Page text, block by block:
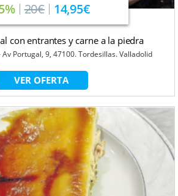
20€ 14,95€
con entrantes y carne a la piedra
Av Portugal, 9, 47100. Tordesillas. Valladolid
VER OFERTA